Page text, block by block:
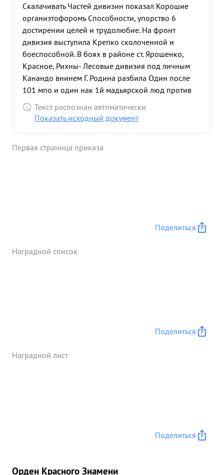
Скалачивать Частей дивизин показал Корошие
организтофоромъ Способности, упорство 6
достирении целей и трудолюбие. На фронт
дивизия выступила Крепко сколоченной и
боеспособной. В боях в районе ст. Ярошенко,
Красное, Рихны- Лесовые дивизия под личным
Канандо внинем Г. Родина разбила Один после
101 мпо и один нак 1й мадьярской люд против
ника, Захватив свыше 200 чел Пленных имного
оружия. что В дальнейшем прикрывая правый
Тамашном, Гайсин, Добрянка и других. Во всех
Знамени Врад Командира 18. Мехкорпуса
Текст распознан автоматически
Показать исходный документ
Первая страница приказа
Поделиться
Наградной список
Поделиться
Наградной лист
Поделиться
Орден Красного Знамени